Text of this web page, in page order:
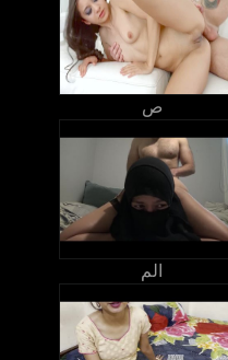
ص
الم